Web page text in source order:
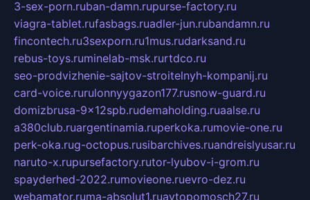
3-sex-porn.ruban-damn.rupurse-factory.ru
viagra-tablet.rufasbags.ruadler-jun.rubandamn.ru
fincontech.ru3sexporn.ru1mus.rudarksand.ru
rebus-toys.ruminelab-msk.rurtdco.ru
seo-prodvizhenie-sajtov-stroitelnyh-kompanij.ru
card-voice.rurulonnyygazon177.rusnow-guard.ru
domizbrusa-9x12spb.rudemaholding.ruaalse.ru
a380club.ruargentinamia.ruperkoka.rumovie-one.ru
perk-oka.rug-octopus.rusibarchives.ruandreislyusar.ru
naruto-x.rupursefactory.rutor-lyubov-i-grom.ru
spayderhed-2022.rumovieone.ruevro-dez.ru
webamator.ruma-absolut1.ruavtopomosch27.ru